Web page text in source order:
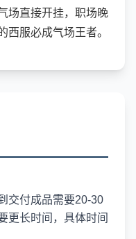
场直接开挂，职场晚
西服必成气场王者。
交付成品需要20-30
更长时间，具体时间